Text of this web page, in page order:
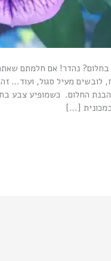
בחלום? נהדר! אם חלמתם
לובשים מעיל סגול, ועוד…
החלום. כשמופיע צבע
במכונית […]